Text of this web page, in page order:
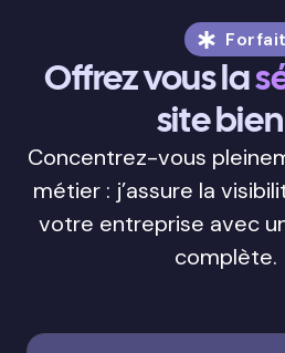
Offrez vous la
site
Concentrez-vous
métier : j’assure la
votre entreprise avec
complète.